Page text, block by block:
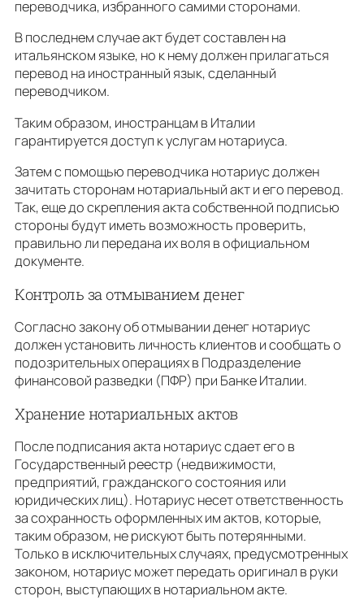
переводчика, избранного самими сторонами.
В последнем случае акт будет составлен на
итальянском языке, но к нему должен прилагаться
перевод на иностранный язык, сделанный
переводчиком.
Таким образом, иностранцам в Италии
гарантируется доступ к услугам нотариуса.
Затем с помощью переводчика нотариус должен
зачитать сторонам нотариальный акт и его перевод.
Так, еще до скрепления акта собственной подписью
стороны будут иметь возможность проверить,
правильно ли передана их воля в официальном
документе.
Контроль за отмыванием денег
Согласно закону об отмывании денег нотариус
должен установить личность клиентов и сообщать о
подозрительных операциях в Подразделение
финансовой разведки (ПФР) при Банке Италии.
Хранение нотариальных актов
После подписания акта нотариус сдает его в
Государственный реестр (недвижимости,
предприятий, гражданского состояния или
юридических лиц). Нотариус несет ответственность
за сохранность оформленных им актов, которые,
таким образом, не рискуют быть потерянными.
Только в исключительных случаях, предусмотренных
законом, нотариус может передать оригинал в руки
сторон, выступающих в нотариальном акте.